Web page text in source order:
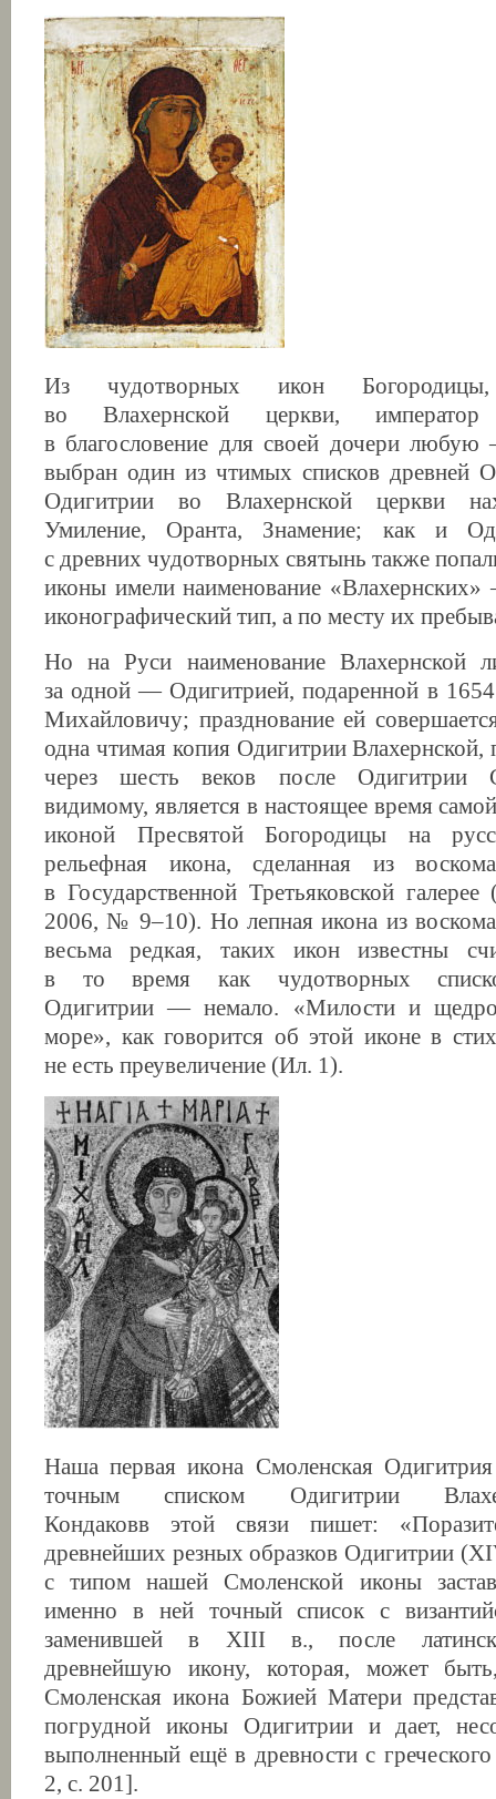
Из чудотворных икон Богородицы,
во Влахернской церкви,
в благословение для своей дочери
выбран один из чтимых списков древней
Одигитрии во Влахернской церкви
Умиление, Оранта, Знамение; как и
с древних чудотворных святынь также
иконы имели наименование
иконографический тип, а по месту их
Но на Руси наименование Влахернской
за одной — Одигитрией, подаренной в
Михайловичу; празднование ей
одна чтимая копия Одигитрии Влахернской,
через шесть веков после Одигитрии
видимому, является в настоящее время
иконой Пресвятой Богородицы на
рельефная икона, сделанная из
в Государственной Третьяковской
2006, № 9–10). Но лепная икона из
весьма редкая, таких икон известны
в то время как чудотворных
Одигитрии — немало. «Милости и
море», как говорится об этой иконе в
не есть преувеличение (Ил. 1).
Наша первая икона Смоленская Одигитрия
точным списком Одигитрии
Кондаковв этой связи пишет:
древнейших резных образков Одигитрии
с типом нашей Смоленской иконы
именно в ней точный список с
заменившей в ХIII в., после
древнейшую икону, которая, может
Смоленская икона Божией Матери
погрудной иконы Одигитрии и дает,
выполненный ещё в древности с
2, с. 201].